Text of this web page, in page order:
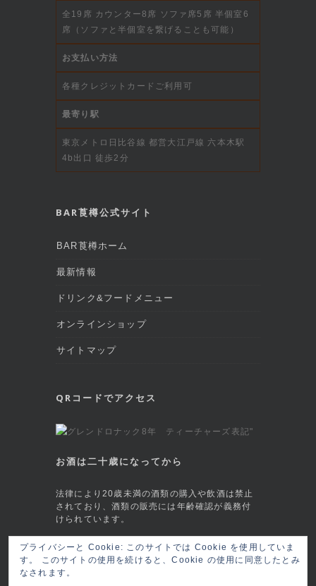
全19席 カウンター8席 ソファ席5席 半個室6
席（ソファと半個室を繋げることも可能）
お支払い方法
各種クレジットカードご利用可
最寄り駅
東京メトロ日比谷線 都営大江戸線 六本木駅
4b出口 徒歩2分
BAR莨樽公式サイト
BAR莨樽ホーム
最新情報
ドリンク&フードメニュー
オンラインショップ
サイトマップ
QRコードでアクセス
お酒は二十歳になってから
法律により20歳未満の酒類の購入や飲酒は禁止
されており、酒類の販売には年齢確認が義務付
けられています。
This site is protected by reCAPTCHA and
the GooglePrivacy PolicyandTerms of
Service
プライバシーと Cookie: このサイトでは Cookie を使用していま
す。 このサイトの使用を続けると、Cookie の使用に同意したとみ
なされます。